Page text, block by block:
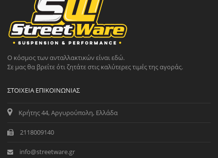
Ο κόσμος των ανταλλακτικών είναι εδώ.
Σε μας θα βρείτε ότι ζητάτε στις καλύτερες τιμές της αγοράς.
ΣΤΟΙΧΕΊΑ ΕΠΙΚΟΙΝΩΝΊΑΣ
Κρήτης 44, Αργυρούπολη, Ελλάδα
2118009140
info@streetware.gr